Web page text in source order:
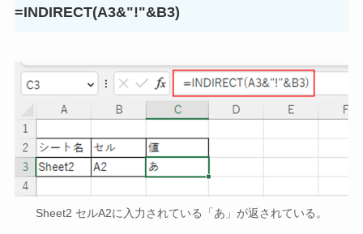
=INDIRECT(A3&"!"&B3)
Sheet2 セルA2に入力されている「あ」が返されている。